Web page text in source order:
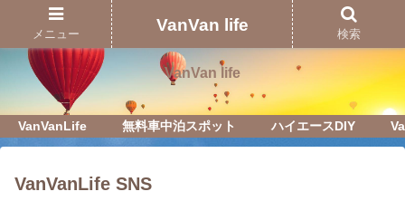
Just another WordPress site
VanVan life
VanVanLife 無料車中泊スポット ハイエースDIY
VanVanLife SNS
メニュー VanVan life 検索